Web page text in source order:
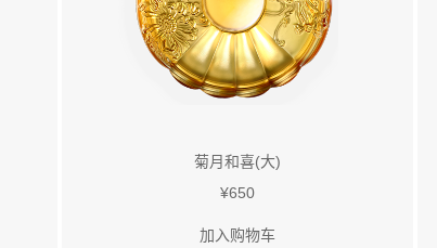
菊月和喜(大)
¥650
加入购物车